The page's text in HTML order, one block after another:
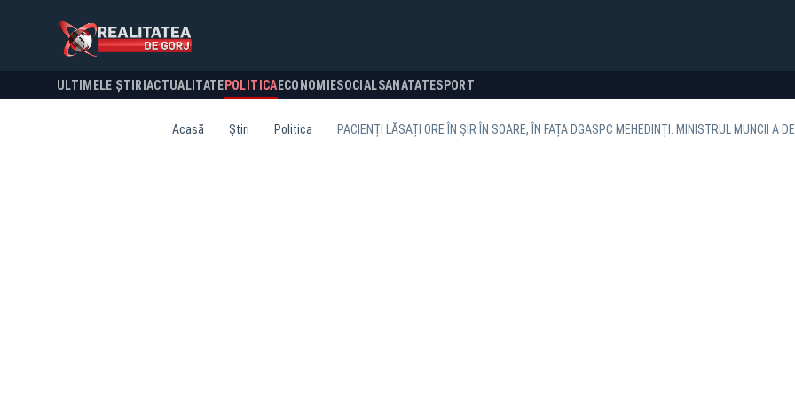
ULTIMELE ȘTIRI ACTUALITATE POLITICA ECONOMIESOCIALSANATATESPORT
Acasă Știri Politica PACIENȚI LĂSAȚI ORE ÎN ȘIR ÎN SOARE, ÎN FAȚA DGASPC MEHEDINȚI. MINISTRUL MUNCII A